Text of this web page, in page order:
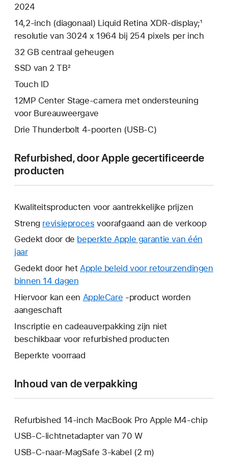
2024
14,2‑inch (diagonaal) Liquid Retina XDR-display;¹
resolutie van 3024 x 1964 bij 254 pixels per inch
32 GB centraal geheugen
SSD van 2 TB²
Touch ID
12MP Center Stage-camera met ondersteuning
voor Bureauweergave
Drie Thunderbolt 4-poorten (USB‑C)
Refurbished, door Apple gecertificeerde
producten
Kwaliteitsproducten voor aantrekkelijke prijzen
Streng revisieproces voorafgaand aan de verkoop
Gedekt door de beperkte Apple garantie van één
jaarHierdoor
wordt
er
nieuw
venster
geopend.
Gedekt door hetApple beleid voor retourzendingen
binnen 14 dagen
wordt
nieuw
venster
geopend.
Hiervoor kan een AppleCare Hierdoor
er
een
-product worden
aangeschaft
Inscriptie en cadeauverpakking zijn niet
beschikbaar voor refurbished producten
Beperkte voorraad
Inhoud van de verpakking
Refurbished 14-inch MacBook Pro Apple M4-chip
USB‑C-lichtnetadapter van 70 W
USB‑C-naar-MagSafe 3-kabel (2 m)